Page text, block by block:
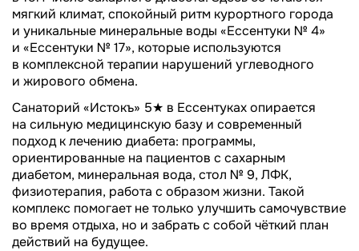
мягкий климат, спокойный ритм курортного города
и уникальные минеральные воды «Ессентуки № 4»
и «Ессентуки № 17», которые используются
в комплексной терапии нарушений углеводного
и жирового обмена.
Санаторий «Истокъ» 5★ в Ессентуках опирается
на сильную медицинскую базу и современный
подход к лечению диабета: программы,
ориентированные на пациентов с сахарным
диабетом, минеральная вода, стол № 9, ЛФК,
физиотерапия, работа с образом жизни. Такой
комплекс помогает не только улучшить самочувствие
во время отдыха, но и забрать с собой чёткий план
действий на будущее.